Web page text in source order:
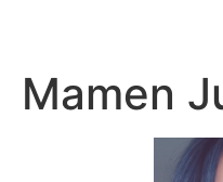
Mamen